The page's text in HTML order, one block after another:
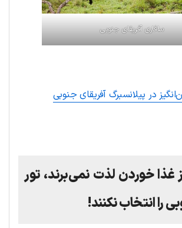
سافاری آفریقای جنوبی
در پیلانسبرگ آفریقای جنوبی
غذا خوردن لذت نمی‌برند، تور
را انتخاب نکنند!